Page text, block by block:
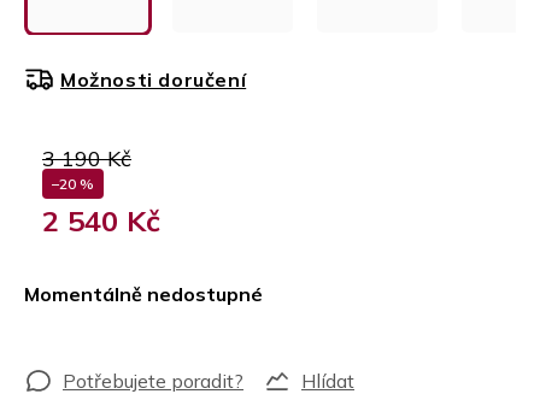
3 190 Kč
–20 %
2 540 Kč
Momentálně nedostupné
Možnosti doručení
Hlídat